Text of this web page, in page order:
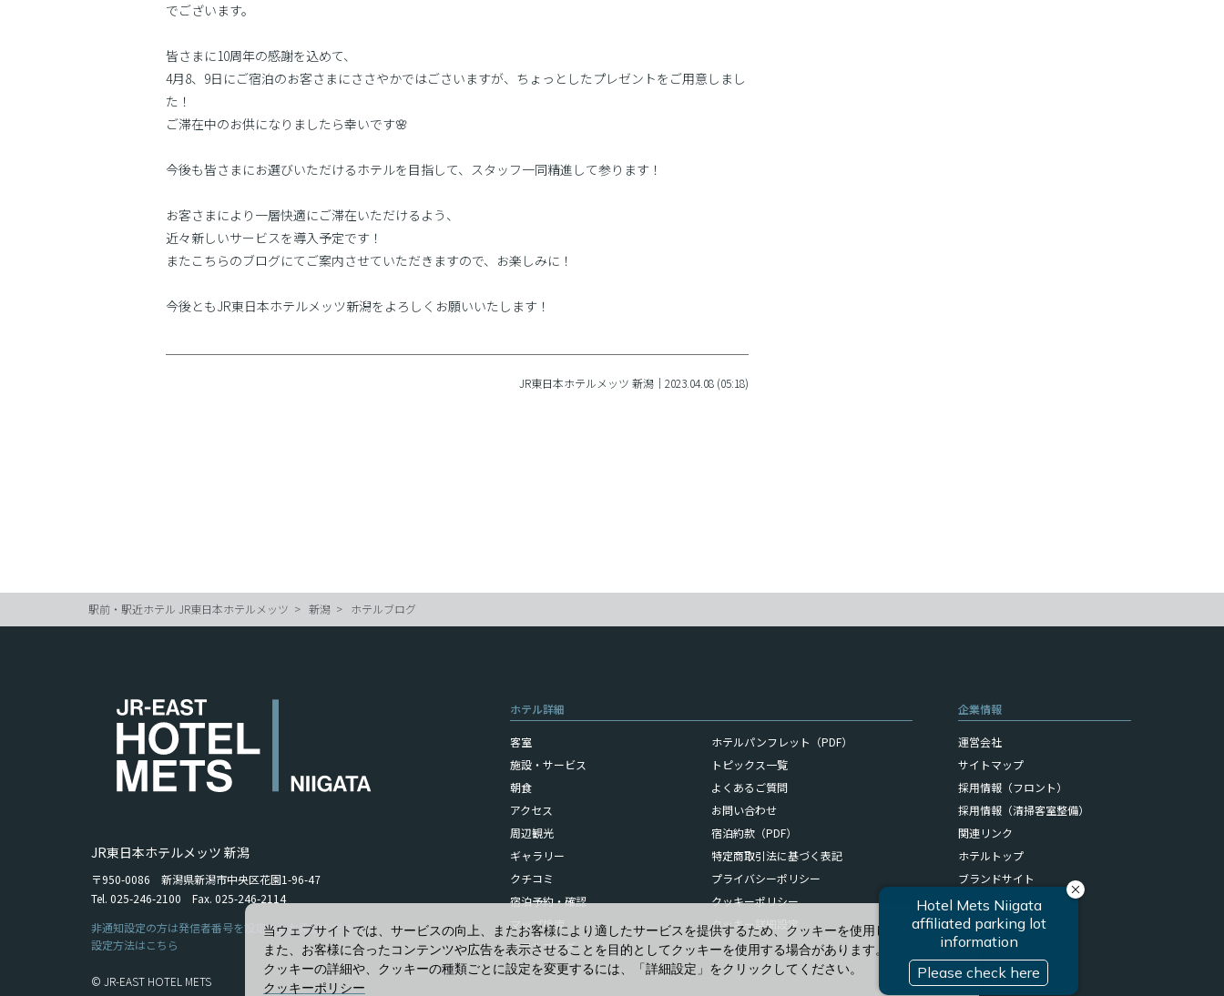
でございます。
皆さまに10周年の感謝を込めて、
4月8、9日にご宿泊のお客さまにささやかではごさいますが、ちょっとしたプレゼントをご用意しまし
た！
ご滞在中のお供になりましたら幸いです🌸
今後も皆さまにお選びいただけるホテルを目指して、スタッフ一同精進して参ります！
お客さまにより一層快適にご滞在いただけるよう、
近々新しいサービスを導入予定です！
またこちらのブログにてご案内させていただきますので、お楽しみに！
今後ともJR東日本ホテルメッツ新潟をよろしくお願いいたします！
JR東日本ホテルメッツ 新潟｜2023.04.08 (05:18)
駅前・駅近ホテル JR東日本ホテルメッツ 新潟 ホテルブログ
ホテル詳細
客室
施設・サービス
朝食
アクセス
周辺観光
ギャラリー
クチコミ
宿泊予約・確認
マップ検索
ホテルブログ
ホテルパンフレット（PDF）
トピックス一覧
よくあるご質問
お問い合わせ
宿泊約款（PDF）
特定商取引法に基づく表記
プライバシーポリシー
クッキーポリシー
クッキー詳細設定
企業情報
運営会社
サイトマップ
採用情報（フロント）
採用情報（清掃客室整備）
関連リンク
ホテルトップ
ブランドサイト
JR東日本ホテルメッツ 新潟
〒950-0086 新潟県新潟市中央区花園1-96-47
Tel. 025-246-2100 Fax. 025-246-2114
非通知設定の方は発信者番号を設定の上お電話ください。
設定方法はこちら
© JR-EAST HOTEL METS
当ウェブサイトでは、サービスの向上、またお客様により適したサービスを提供するため、クッキーを使用しています。
また、お客様に合ったコンテンツや広告を表示させることを目的としてクッキーを使用する場合があります。
クッキーの詳細や、クッキーの種類ごとに設定を変更するには、「詳細設定」をクリックしてください。
クッキーポリシー